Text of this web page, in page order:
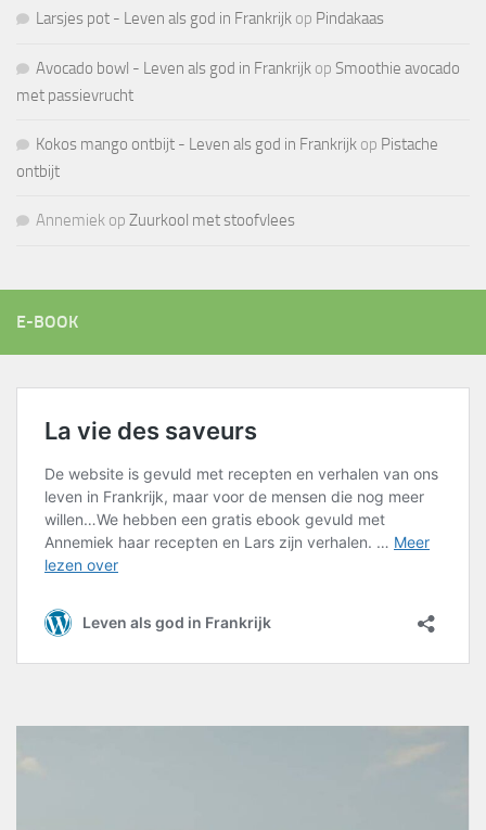
Larsjes pot - Leven als god in Frankrijk op Pindakaas
Avocado bowl - Leven als god in Frankrijk op Smoothie avocado
met passievrucht
Kokos mango ontbijt - Leven als god in Frankrijk op Pistache
ontbijt
Annemiek op Zuurkool met stoofvlees
E-BOOK